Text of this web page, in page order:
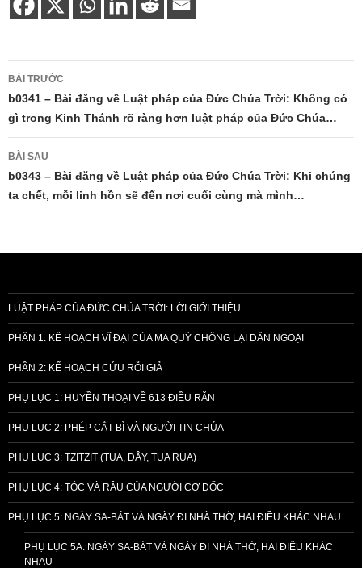
Điều
hướng
bài
viết
BÀI TRƯỚC
b0341 – Bài đăng về Luật pháp của Đức Chúa Trời: Không có
gì trong Kinh Thánh rõ ràng hơn luật pháp của Đức Chúa…
BÀI SAU
b0343 – Bài đăng về Luật pháp của Đức Chúa Trời: Khi chúng
ta chết, mỗi linh hồn sẽ đến nơi cuối cùng mà mình…
LUẬT PHÁP CỦA ĐỨC CHÚA TRỜI: LỜI GIỚI THIỆU
PHẦN 1: KẾ HOẠCH VĨ ĐẠI CỦA MA QUỶ CHỐNG LẠI DÂN NGOẠI
PHẦN 2: KẾ HOẠCH CỨU RỖI GIẢ
PHỤ LỤC 1: HUYỀN THOẠI VỀ 613 ĐIỀU RĂN
PHỤ LỤC 2: PHÉP CẮT BÌ VÀ NGƯỜI TIN CHÚA
PHỤ LỤC 3: TZITZIT (TUA, DÂY, TUA RUA)
PHỤ LỤC 4: TÓC VÀ RÂU CỦA NGƯỜI CƠ ĐỐC
PHỤ LỤC 5: NGÀY SA-BÁT VÀ NGÀY ĐI NHÀ THỜ, HAI ĐIỀU KHÁC NHAU
PHỤ LỤC 5A: NGÀY SA-BÁT VÀ NGÀY ĐI NHÀ THỜ, HAI ĐIỀU KHÁC
NHAU